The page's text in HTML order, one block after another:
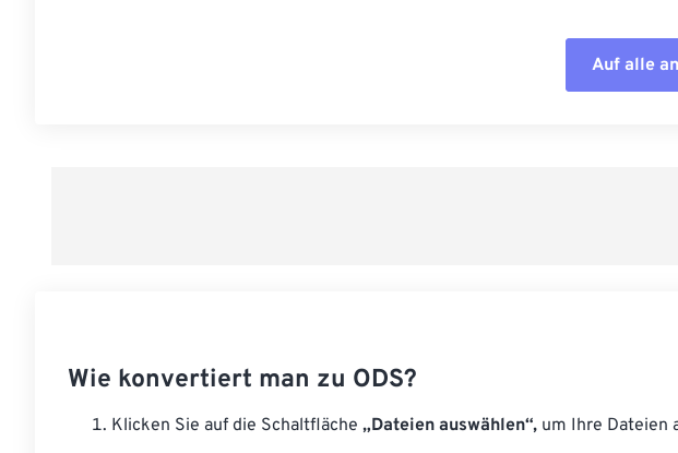
Auf alle
Wie konvertiert man zu ODS?
Klicken Sie auf die Schaltfläche „Dateien auswählen“, um Ihre Dateien